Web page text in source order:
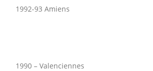
1992-93 Amiens
1990 – Valenciennes